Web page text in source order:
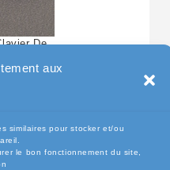
aux
similaires pour stocker et/ou
le bon fonctionnement du site,
De